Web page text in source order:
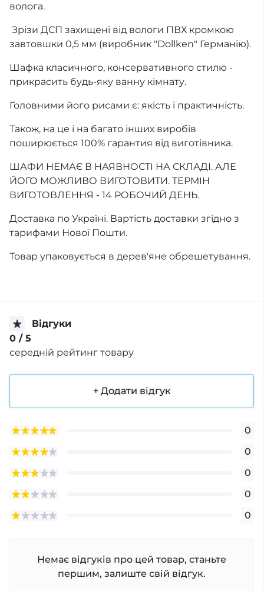
волога.
Зрізи ДСП захищені від вологи ПВХ кромкою
завтовшки 0,5 мм (виробник "Dollken" Германію).
Шафка класичного, консервативного стилю -
прикрасить будь-яку ванну кімнату.
Головними його рисами є: якість і практичність.
Також, на це і на багато інших виробів
поширюється 100% гарантия від виготівника.
ШАФИ НЕМАЄ В НАЯВНОСТІ НА СКЛАДІ. АЛЕ
ЙОГО МОЖЛИВО ВИГОТОВИТИ. ТЕРМІН
ВИГОТОВЛЕННЯ - 14 РОБОЧИЙ ДЕНЬ.
Доставка по Україні. Вартість доставки згідно з
тарифами Нової Пошти.
Товар упаковується в дерев'яне обрешетування.
Відгуки
0 / 5
середній рейтинг товару
+ Додати відгук
0
0
0
0
0
Немає відгуків про цей товар, станьте
першим, залиште свій відгук.